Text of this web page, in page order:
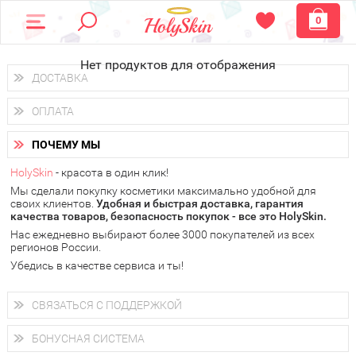
0
Нет продуктов для отображения
ДОСТАВКА
Доставка осуществляетсяпо всем городам России.
Вы можете выбрать доставку курьером, Почтой России или
получить заказ в пунктах выдачи PickPoint или пункте
самовывоза.
В 20 городах России доставка осуществляется ужена
следующий день.
у Вас всегда есть возможность получитьбесплатную
доставку от HolySkin.
подробнее об условиях доставки и оплаты в Вашем городе
ОПЛАТА
Вы можете оплатить свой заказ любым удобным способом:
наличными деньгами (
через интернет-банк (Альфа-банк, Сбербанк) и другими
электронными способами.
ПОЧЕМУ МЫ
HolySkin - красота в один клик!
Мы сделали покупку косметики максимально удобной для
своих клиентов. Удобная и быстрая доставка, гарантия
качества товаров, безопасность покупок - все это HolySkin.
Нас ежедневно выбирают более 3000 покупателей из всех
регионов России.
Убедись в качестве сервиса и ты!
СВЯЗАТЬСЯ С ПОДДЕРЖКОЙ
+7 (800) 707-24-55
Мы будем рады ответить на все Ваши вопросы по работе
магазина, проконсультировать по товарам, рассказать о
БОНУСНАЯ СИСТЕМА